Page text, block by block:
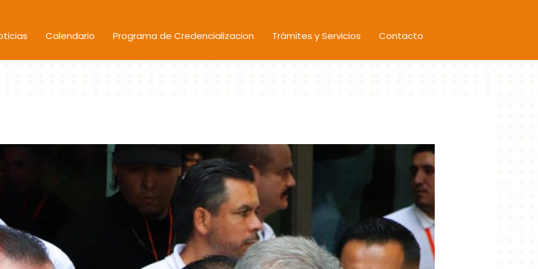
Calendario Programa de Credencializacion Trámites y Servicios
Contacto